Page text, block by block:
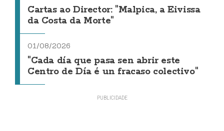
Cartas ao Director: "Malpica, a Eivissa
da Costa da Morte"
01/08/2026
"Cada día que pasa sen abrir este
Centro de Día é un fracaso colectivo"